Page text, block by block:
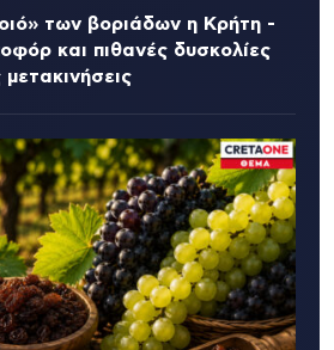
των βοριάδων η Κρήτη -
και πιθανές δυσκολίες